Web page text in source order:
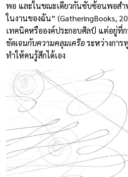
พอ และในขณะเดียวกันซับซ้อนพอส
ในงานของฉัน” (GatheringBooks,
เทคนิคหรือองค์ประกอบศิลป์ แต่อยู่ที่ก
ชัดเจนกับความคลุมเครือระหว่างการ
ทำให้คนรู้สึกได้เอง